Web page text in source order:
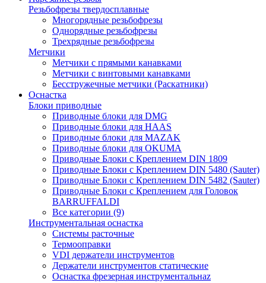
Резьбофрезы твердосплавные
Многорядные резьбофрезы
Однорядные резьбофрезы
Трехрядные резьбофрезы
Метчики
Метчики с прямыми канавками
Метчики с винтовыми канавками
Бесстружечные метчики (Раскатники)
Оснастка
Блоки приводные
Приводные блоки для DMG
Приводные блоки для HAAS
Приводные блоки для MAZAK
Приводные блоки для OKUMA
Приводные Блоки с Креплением DIN 1809
Приводные Блоки с Креплением DIN 5480 (Sauter)
Приводные Блоки с Креплением DIN 5482 (Sauter)
Приводные Блоки с Креплением для Головок
BARRUFFALDI
Все категории (9)
Инструментальная оснастка
Системы расточные
Термооправки
VDI держатели инструментов
Держатели инструментов статические
Оснастка фрезерная инструментальнаz